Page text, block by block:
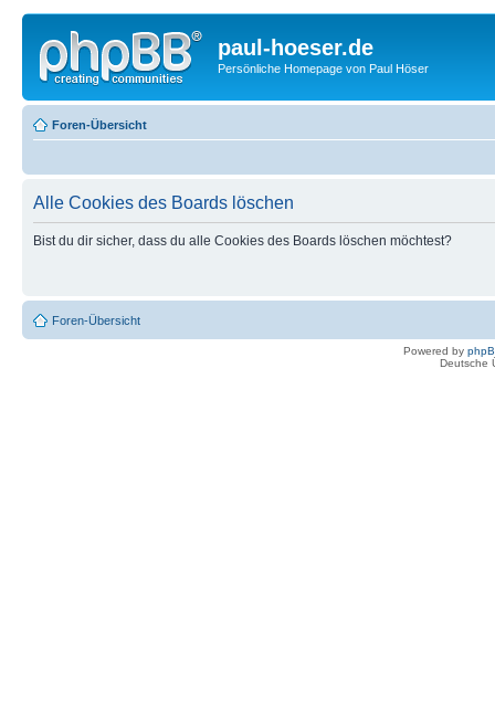
paul-hoeser.de
Persönliche Homepage von Paul Höser
Foren-Übersicht
Alle Cookies des Boards löschen
Bist du dir sicher, dass du alle Cookies des Boards löschen möchtest?
Foren-Übersicht
Powered by
Deutsche